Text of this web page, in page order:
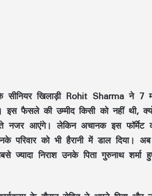
सीनियर खिलाड़ी Rohit Sharma ने
इस फैसले की उम्मीद किसी को नहीं थी,
नजर आएंगे। लेकिन अचानक इस
को भी हैरानी में डाल दिया। अब
निराश उनके पिता गुरुनाथ